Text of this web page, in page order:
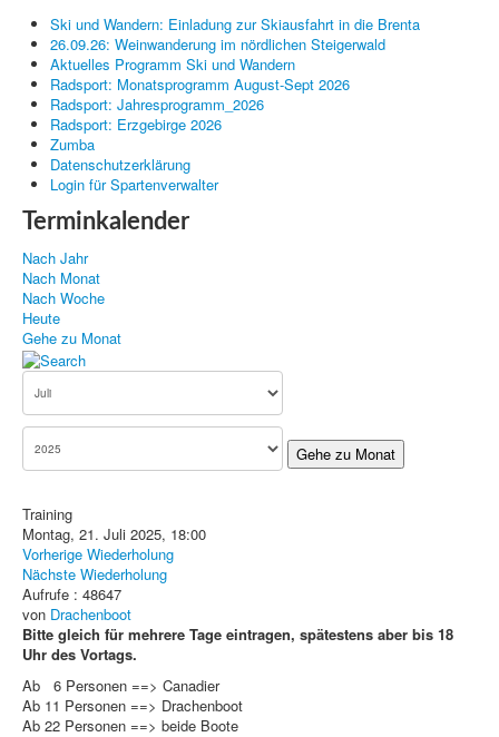
Kanu
Ski und Wandern: Einladung zur Skiausfahrt in die Brenta
26.09.26: Weinwanderung im nördlichen Steigerwald
Aktuelles Programm Ski und Wandern
Radsport: Monatsprogramm August-Sept 2026
Radsport: Jahresprogramm_2026
Radsport: Erzgebirge 2026
Zumba
Datenschutzerklärung
Login für Spartenverwalter
Terminkalender
Nach Jahr
Nach Monat
Nach Woche
Heute
Gehe zu Monat
Gehe zu Monat
Training
Montag, 21. Juli 2025, 18:00
Vorherige Wiederholung
Nächste Wiederholung
Aufrufe : 48647
von Drachenboot
Bitte gleich für mehrere Tage eintragen, spätestens aber bis 18
Uhr des Vortags.
Ab 6 Personen ==> Canadier
Ab 11 Personen ==> Drachenboot
Ab 22 Personen ==> beide Boote